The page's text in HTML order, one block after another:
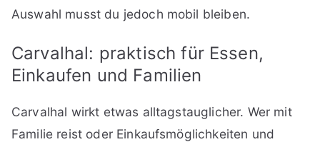
Auswahl musst du jedoch mobil bleiben.
Carvalhal: praktisch für Essen,
Einkaufen und Familien
Carvalhal wirkt etwas alltagstauglicher. Wer mit
Familie reist oder Einkaufsmöglichkeiten und